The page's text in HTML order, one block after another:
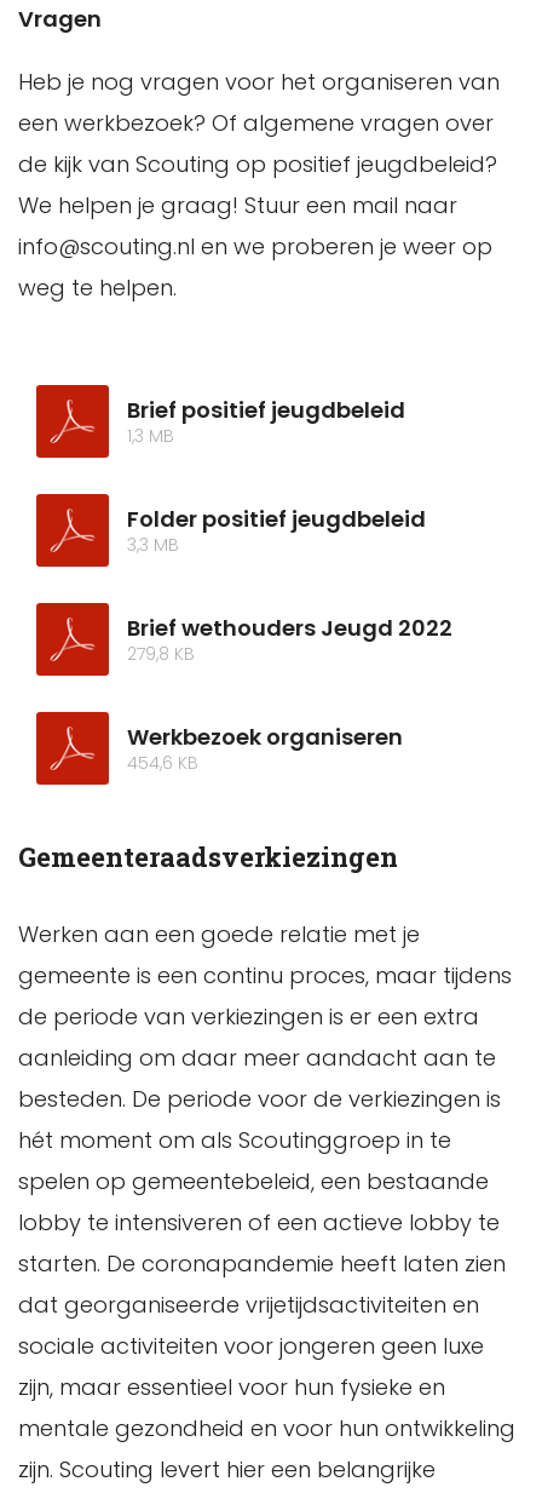
Vragen
Heb je nog vragen voor het organiseren van
een werkbezoek? Of algemene vragen over
de kijk van Scouting op positief jeugdbeleid?
We helpen je graag! Stuur een mail naar
info@scouting.nl en we proberen je weer op
weg te helpen.
Brief positief jeugdbeleid
1,3 MB
Folder positief jeugdbeleid
3,3 MB
Brief wethouders Jeugd 2022
279,8 KB
Werkbezoek organiseren
454,6 KB
Gemeenteraadsverkiezingen
Werken aan een goede relatie met je
gemeente is een continu proces, maar tijdens
de periode van verkiezingen is er een extra
aanleiding om daar meer aandacht aan te
besteden. De periode voor de verkiezingen is
hét moment om als Scoutinggroep in te
spelen op gemeentebeleid, een bestaande
lobby te intensiveren of een actieve lobby te
starten. De coronapandemie heeft laten zien
dat georganiseerde vrijetijdsactiviteiten en
sociale activiteiten voor jongeren geen luxe
zijn, maar essentieel voor hun fysieke en
mentale gezondheid en voor hun ontwikkeling
zijn. Scouting levert hier een belangrijke